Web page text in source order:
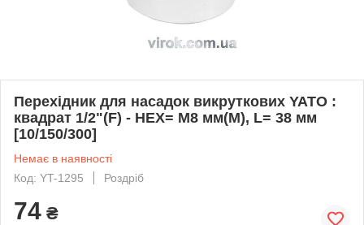
Перехідник для насадок викруткових YATO :
квадрат 1/2"(F) - HEX= M8 мм(M), L= 38 мм
[10/150/300]
Немає в наявності
Код: YT-1295
Роздріб
74 ₴